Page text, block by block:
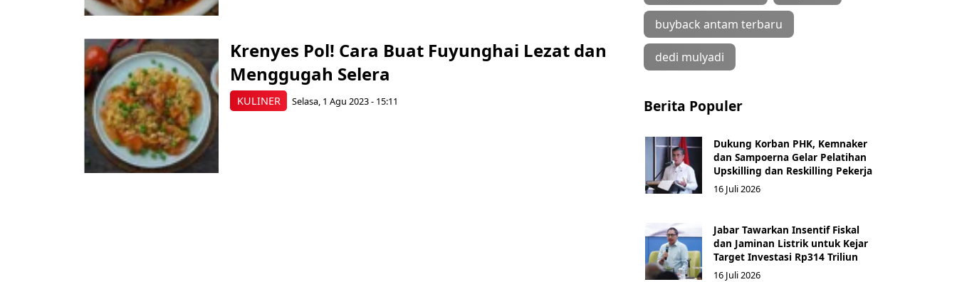
KULINER
Krenyes Pol! Cara Buat Fuyunghai Lezat dan
Menggugah Selera
Selasa, 1 Agu 2023 - 15:11
buyback antam terbaru
dedi mulyadi
Berita Populer
Dukung Korban PHK, Kemnaker
dan Sampoerna Gelar Pelatihan
Upskilling dan Reskilling Pekerja
16 Juli 2026
Jabar Tawarkan Insentif Fiskal
dan Jaminan Listrik untuk Kejar
Target Investasi Rp314 Triliun
16 Juli 2026